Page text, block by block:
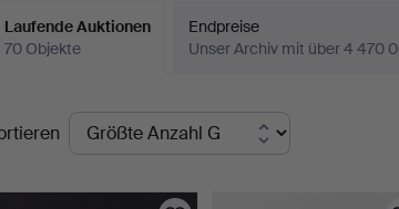
Laufende Auktionen
70 Objekte
Endpreise
Unser Archiv mit über 4 470
Laufende